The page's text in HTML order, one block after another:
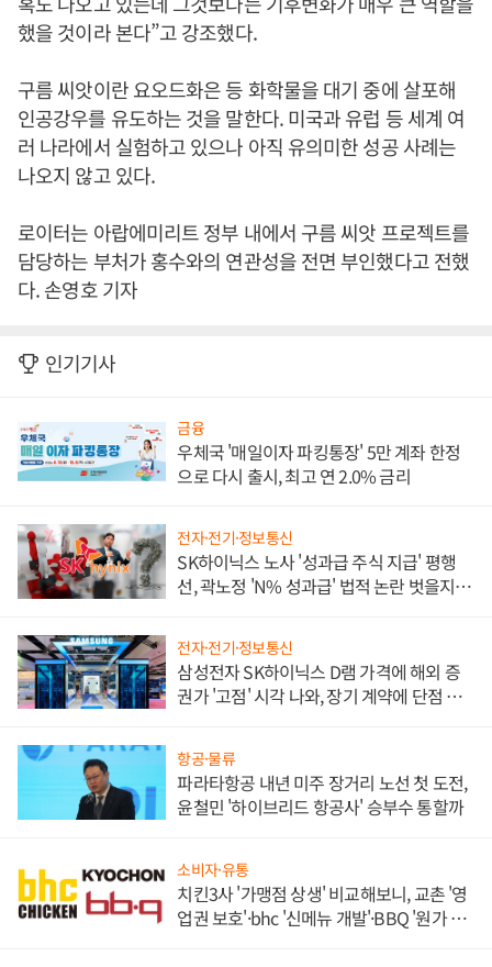
했을 것이라 본다”고 강조했다.
구름 씨앗이란 요오드화은 등 화학물을 대기 중에 살포해
인공강우를 유도하는 것을 말한다. 미국과 유럽 등 세계 여
러 나라에서 실험하고 있으나 아직 유의미한 성공 사례는
나오지 않고 있다.
로이터는 아랍에미리트 정부 내에서 구름 씨앗 프로젝트를
담당하는 부처가 홍수와의 연관성을 전면 부인했다고 전했
다. 손영호 기자
인기기사
금융
우체국 '매일이자 파킹통장' 5만 계좌 한정
으로 다시 출시, 최고 연 2.0% 금리
전자·전기·정보통신
SK하이닉스 노사 '성과급 주식 지급' 평행
선, 곽노정 'N% 성과급' 법적 논란 벗을지 주
전자·전기·정보통신
삼성전자 SK하이닉스 D램 가격에 해외 증
권가 '고점' 시각 나와, 장기 계약에 단점 부
항공·물류
파라타항공 내년 미주 장거리 노선 첫 도전,
윤철민 '하이브리드 항공사' 승부수 통할까
소비자·유통
치킨3사 '가맹점 상생' 비교해보니, 교촌 '영
업권 보호'·bhc '신메뉴 개발'·BBQ '원가 부